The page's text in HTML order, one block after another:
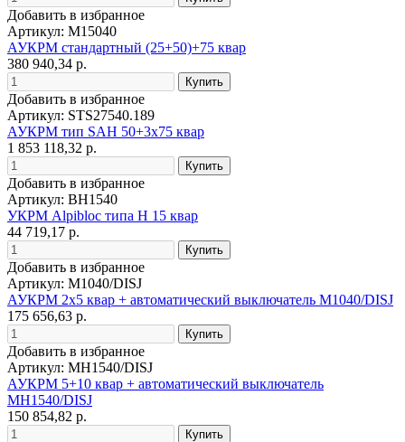
Добавить в избранное
Артикул: M15040
АУКРМ стандартный (25+50)+75 квар
380 940,34 р.
Добавить в избранное
Артикул: STS27540.189
АУКРМ тип SAH 50+3х75 квар
1 853 118,32 р.
Добавить в избранное
Артикул: BH1540
УКРМ Alpibloc типа H 15 квар
44 719,17 р.
Добавить в избранное
Артикул: M1040/DISJ
АУКРМ 2х5 квар + автоматический выключатель M1040/DISJ
175 656,63 р.
Добавить в избранное
Артикул: MH1540/DISJ
АУКРМ 5+10 квар + автоматический выключатель
MH1540/DISJ
150 854,82 р.